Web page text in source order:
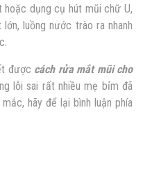
hoặc dụng cụ hút mũi chữ U,
luồng nước trào ra nhanh
được cách rửa mắt mũi cho
lỗi sai rất nhiều mẹ bỉm đã
hãy để lại bình luận phía